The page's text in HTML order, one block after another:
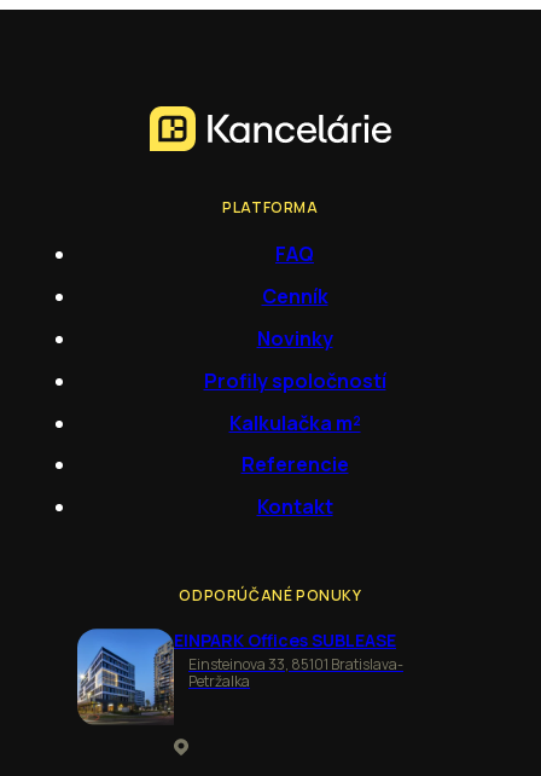
PLATFORMA
FAQ
Cenník
Novinky
Profily spoločností
Kalkulačka m²
Referencie
Kontakt
ODPORÚČANÉ PONUKY
EINPARK Offices SUBLEASE
Einsteinova 33, 85101 Bratislava-
Petržalka